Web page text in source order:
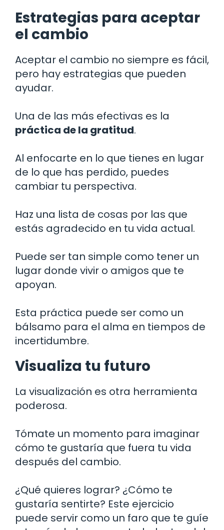
Estrategias para aceptar
el cambio
Aceptar el cambio no siempre es fácil,
pero hay estrategias que pueden
ayudar.
Una de las más efectivas es la
práctica de la gratitud.
Al enfocarte en lo que tienes en lugar
de lo que has perdido, puedes
cambiar tu perspectiva.
Haz una lista de cosas por las que
estás agradecido en tu vida actual.
Puede ser tan simple como tener un
lugar donde vivir o amigos que te
apoyan.
Esta práctica puede ser como un
bálsamo para el alma en tiempos de
incertidumbre.
Visualiza tu futuro
La visualización es otra herramienta
poderosa.
Tómate un momento para imaginar
cómo te gustaría que fuera tu vida
después del cambio.
¿Qué quieres lograr? ¿Cómo te
gustaría sentirte? Este ejercicio
puede servir como un faro que te guíe